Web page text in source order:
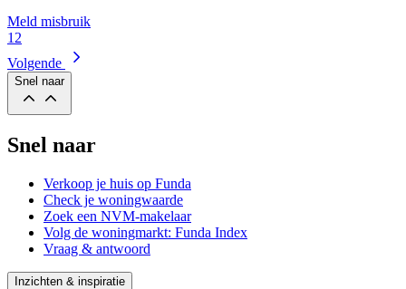
Meld misbruik
1 2
Volgende
Snel naar
Snel naar
Verkoop je huis op Funda
Check je woningwaarde
Zoek een NVM-makelaar
Volg de woningmarkt: Funda Index
Vraag & antwoord
Inzichten & inspiratie